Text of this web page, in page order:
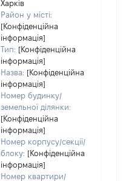
Харків
Район у місті:
[Конфіденційна
інформація]
Тип: [Конфіденційна
інформація]
Назва: [Конфіденційна
інформація]
Номер будинку/
земельної ділянки:
[Конфіденційна
інформація]
Номер корпусу/секції/
блоку: [Конфіденційна
інформація]
Номер квартири/